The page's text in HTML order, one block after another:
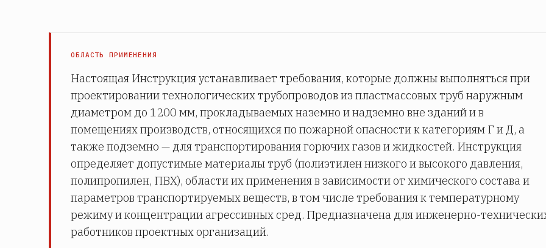
ОБЛАСТЬ ПРИМЕНЕНИЯ
Настоящая Инструкция устанавливает требования, которые должны выполняться при
проектировании технологических трубопроводов из пластмассовых труб наружным
диаметром до 1200 мм, прокладываемых наземно и надземно вне зданий и в
помещениях производств, относящихся по пожарной опасности к категориям Г и Д, а
также подземно — для транспортирования горючих газов и жидкостей. Инструкция
определяет допустимые материалы труб (полиэтилен низкого и высокого давления,
полипропилен, ПВХ), области их применения в зависимости от химического состава и
параметров транспортируемых веществ, в том числе требования к температурному
режиму и концентрации агрессивных сред. Предназначена для инженерно-
работников проектных организаций.